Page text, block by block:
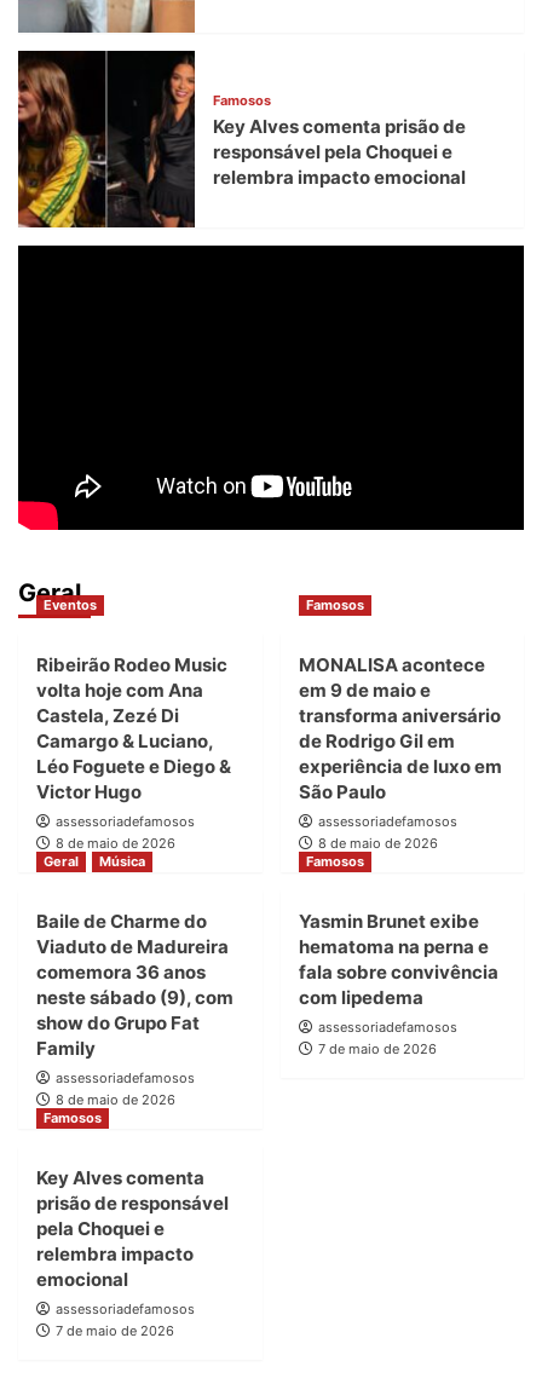
Famosos
Key Alves comenta prisão de
responsável pela Choquei e
relembra impacto emocional
Geral
Eventos
Ribeirão Rodeo Music
volta hoje com Ana
Castela, Zezé Di
Camargo & Luciano,
Léo Foguete e Diego &
Victor Hugo
assessoriadefamosos
8 de maio de 2026
Famosos
MONALISA acontece
em 9 de maio e
transforma aniversário
de Rodrigo Gil em
experiência de luxo em
São Paulo
assessoriadefamosos
8 de maio de 2026
Geral
Música
Baile de Charme do
Viaduto de Madureira
comemora 36 anos
neste sábado (9), com
show do Grupo Fat
Family
assessoriadefamosos
8 de maio de 2026
Famosos
Yasmin Brunet exibe
hematoma na perna e
fala sobre convivência
com lipedema
assessoriadefamosos
7 de maio de 2026
Famosos
Key Alves comenta
prisão de responsável
pela Choquei e
relembra impacto
emocional
assessoriadefamosos
7 de maio de 2026